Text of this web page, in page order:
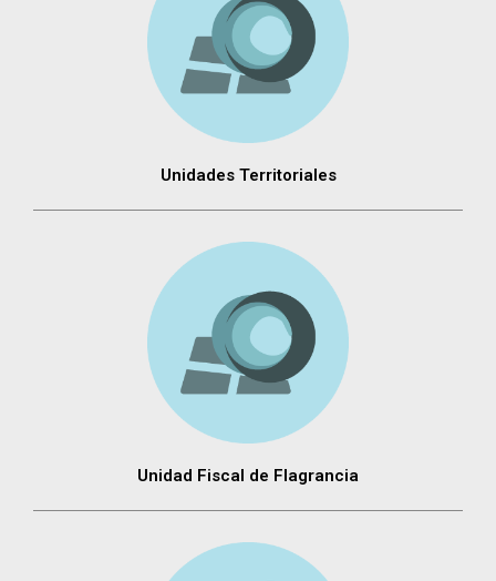
Unidades Territoriales
Unidad Fiscal de Flagrancia